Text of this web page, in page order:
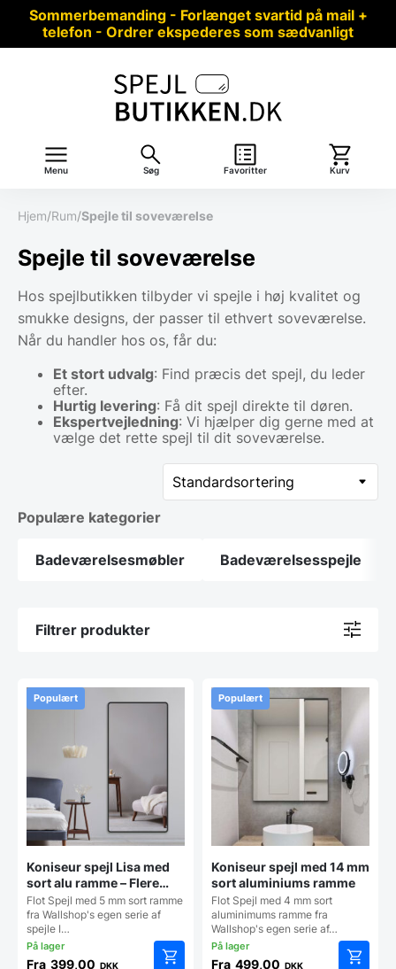
Sommerbemanding - Forlænget svartid på mail +
telefon - Ordrer ekspederes som sædvanligt
Menu Søg Favoritter Kurv
Hjem/Rum/Spejle til soveværelse
Spejle til soveværelse
Hos spejlbutikken tilbyder vi spejle i høj kvalitet og
smukke designs, der passer til ethvert soveværelse.
Når du handler hos os, får du:
Et stort udvalg: Find præcis det spejl, du leder
efter.
Hurtig levering: Få dit spejl direkte til døren.
Ekspertvejledning: Vi hjælper dig gerne med at
vælge det rette spejl til dit soveværelse.
Populære kategorier
Badeværelsesmøbler Badeværelsesspejle
Filtrer produkter
Populært
Koniseur spejl Lisa med
sort alu ramme – Flere
størrelser
Flot Spejl med 5 mm sort ramme
fra Wallshop's egen serie af
spejle I…
Fra 399,00 DKK
Populært
Koniseur spejl med 14 mm
sort aluminiums ramme
Flot Spejl med 4 mm sort
aluminimums ramme fra
Wallshop's egen serie af…
Fra 499,00 DKK